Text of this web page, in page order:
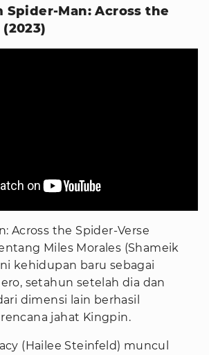
Spider-Man: Across the
Across the Spider-Verse
Miles Morales (Shameik
kehidupan baru sebagai
setahun setelah dia dan
dimensi lain berhasil
jahat Kingpin.
(Hailee Steinfeld) muncul